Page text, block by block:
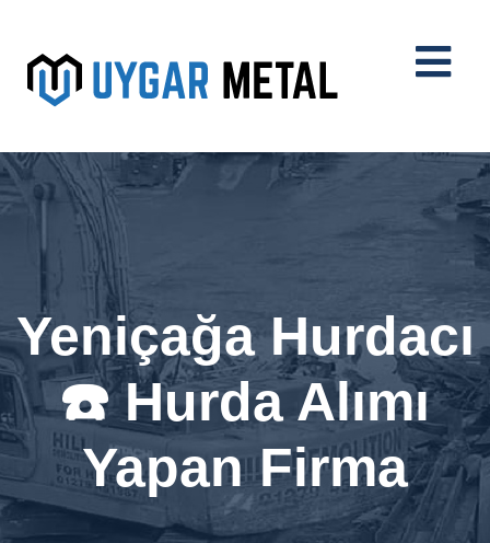
Yeniçağa Hurdacı
☎️ Hurda Alımı
Yapan Firma